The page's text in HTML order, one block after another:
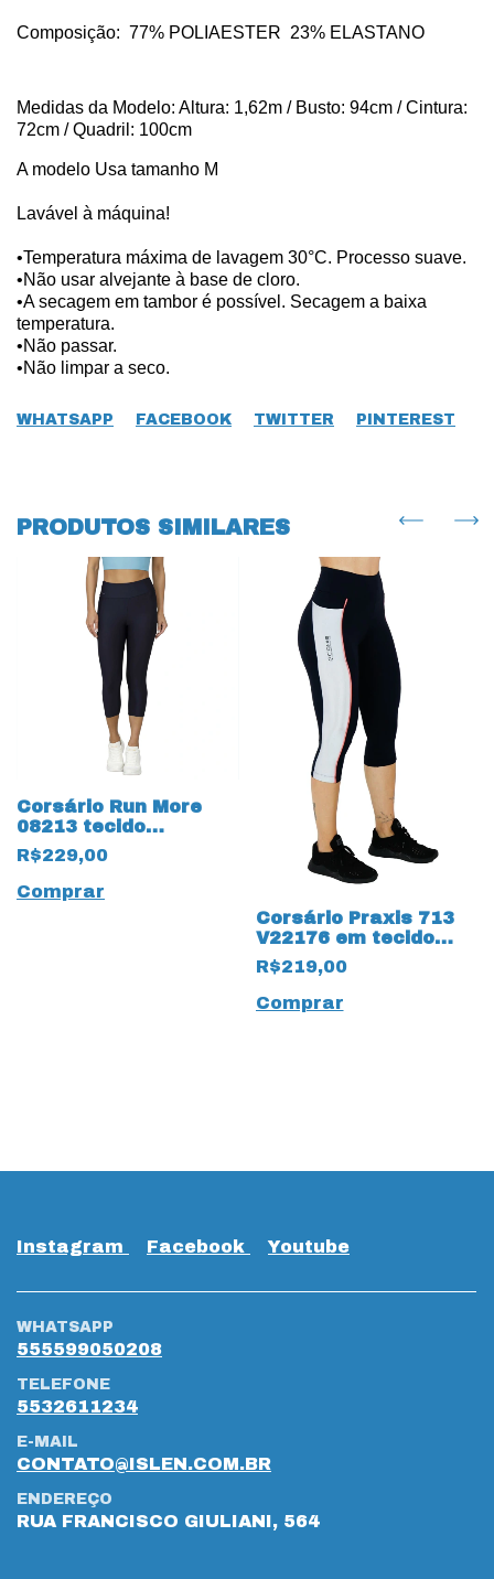
Composição: 77% POLIAESTER 23% ELASTANO
Medidas da Modelo: Altura: 1,62m / Busto: 94cm / Cintura:
72cm / Quadril: 100cm
A modelo Usa tamanho M
Lavável à máquina!
•Temperatura máxima de lavagem 30°C. Processo suave.
•Não usar alvejante à base de cloro.
•A secagem em tambor é possível. Secagem a baixa
temperatura.
•Não passar.
•Não limpar a seco.
WHATSAPP FACEBOOK TWITTER PINTEREST
PRODUTOS SIMILARES
Corsário Run More
08213 tecido
Compression com
Bolso
R$229,00
Comprar
Corsário Praxis 713
V22176 em tecido
Pettenati com
proteção UV50+
R$219,00
Comprar
Instagram Facebook Youtube
WHATSAPP
555599050208
TELEFONE
5532611234
E-MAIL
CONTATO@ISLEN.COM.BR
ENDEREÇO
RUA FRANCISCO GIULIANI, 564